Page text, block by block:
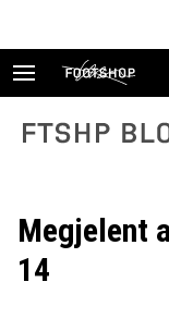
FTSHP blog
Megjelent
14